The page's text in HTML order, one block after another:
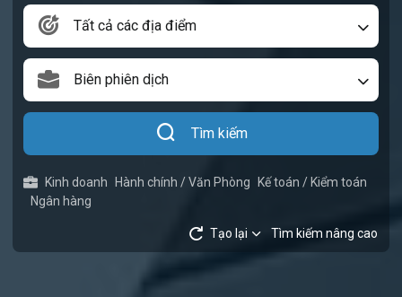
Tất cả các địa điểm
Biên phiên dịch
Tìm kiếm
Kinh doanh Hành chính / Văn Phòng Kế toán / Kiểm toán
Ngân hàng
Tạo lại Tìm kiếm nâng cao